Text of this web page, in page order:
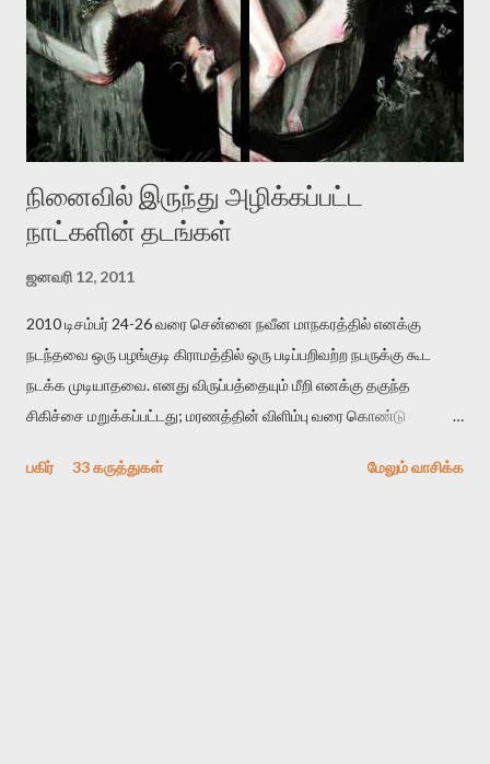
உயிர்மை அவரை தாக்க உத்தேசித்தாலும் இல்லை என்றாலும்
ஜெயமோகன் அந்த பிரமையால் தொடர்ந்து அச்சுறுத்தலுக்கு உள்ளாகி
உள்ளார். உங்களை பற்றின இந்த தாக்குதல் கூட இதன் வெளிப்பாடு தான்”.
உண்மையே! ராக்கி படத்தில் குத்துச்சண்டை வீரராக வரும் சில்வெஸ்டர்
ஓரிடத்தில் சொல்வார்: ...
நினைவில் இருந்து அழிக்கப்பட்ட
நாட்களின் தடங்கள்
ஜனவரி 12, 2011
2010 டிசம்பர் 24-26 வரை சென்னை நவீன மாநகரத்தில் எனக்கு
நடந்தவை ஒரு பழங்குடி கிராமத்தில் ஒரு படிப்பறிவற்ற நபருக்கு கூட
நடக்க முடியாதவை. எனது விருப்பத்தையும் மீறி எனக்கு தகுந்த
சிகிச்சை மறுக்கப்பட்டது; மரணத்தின் விளிம்பு வரை கொண்டு
பகிர்
33 கருத்துகள் மேலும் வாசிக்க